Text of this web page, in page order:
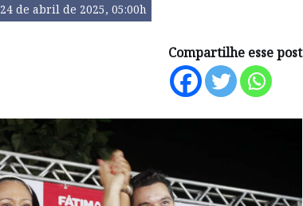
24 de abril de 2025, 05:00h
Compartilhe esse post